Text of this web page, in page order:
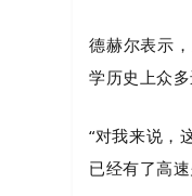
德赫尔表示
学历史上众
“对我来说，
已经有了高